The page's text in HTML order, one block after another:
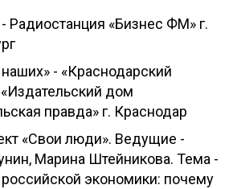
- Радиостанция «Бизнес ФМ» г.
- «Краснодарский
дом
правда» г. Краснодар
«Свои люди». Ведущие -
Марина Штейникова. Тема -
экономики: почему